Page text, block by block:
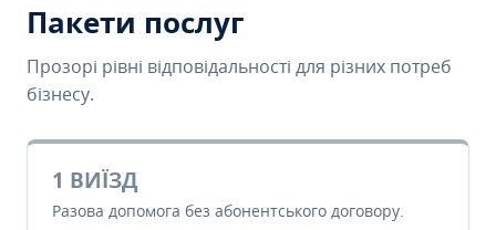
Пакети послуг
Прозорі рівні відповідальності для різних потреб
бізнесу.
1 ВИЇЗД
Разова допомога без абонентського договору.